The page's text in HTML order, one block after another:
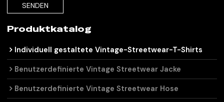
SENDEN
Produktkatalog
Individuell gestaltete Vintage-Streetwear-T-Shirts
Benutzerdefinierte Vintage Streetwear Jacke
Benutzerdefinierte Vintage Streetwear Hose